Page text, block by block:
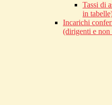
Tassi di
in
Incarichi
(dirigenti e